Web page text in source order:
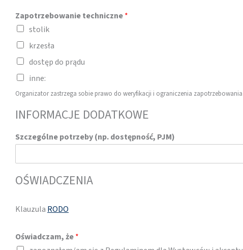
Zapotrzebowanie techniczne*
stolik
krzesła
dostęp do prądu
inne:
Organizator zastrzega sobie prawo do weryfikacji i ograniczenia
INFORMACJE DODATKOWE
Szczególne potrzeby (np. dostępność, PJM)
OŚWIADCZENIA
Klauzula RODO
Oświadczam, że*